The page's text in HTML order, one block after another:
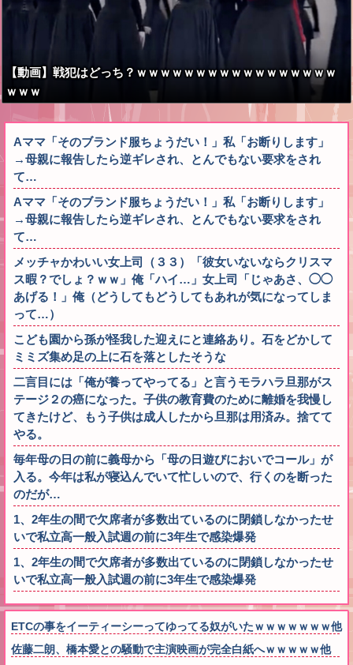
【動画】戦犯はどっち？ｗｗｗｗｗｗｗｗｗｗｗｗｗｗｗｗｗ
ｗｗｗ
Aママ「そのブランド服ちょうだい！」私「お断りします」
→母親に報告したら逆ギレされ、とんでもない要求をされ
て…
Aママ「そのブランド服ちょうだい！」私「お断りします」
→母親に報告したら逆ギレされ、とんでもない要求をされ
て…
メッチャかわいい女上司（３３）「彼女いないならクリスマ
ス暇？でしょ？ｗｗ」俺「ハイ…」女上司「じゃあさ、◯◯
あげる！」俺（どうしてもどうしてもあれが気になってしま
って…）
こども園から孫が怪我した迎えにと連絡あり。石をどかして
ミミズ集め足の上に石を落としたそうな
二言目には「俺が養ってやってる」と言うモラハラ旦那がス
テージ２の癌になった。子供の教育費のために離婚を我慢し
てきたけど、もう子供は成人したから旦那は用済み。捨てて
やる。
毎年母の日の前に義母から「母の日遊びにおいでコール」が
入る。今年は私が寝込んでいて忙しいので、行くのを断った
のだが…
1、2年生の間で欠席者が多数出ているのに閉鎖しなかったせ
いで私立高一般入試週の前に3年生で感染爆発
1、2年生の間で欠席者が多数出ているのに閉鎖しなかったせ
いで私立高一般入試週の前に3年生で感染爆発
ETCの事をイーティーシーってゆってる奴がいたｗｗｗｗｗｗｗ他
佐藤二朗、橋本愛との騒動で主演映画が完全白紙へｗｗｗｗｗ他